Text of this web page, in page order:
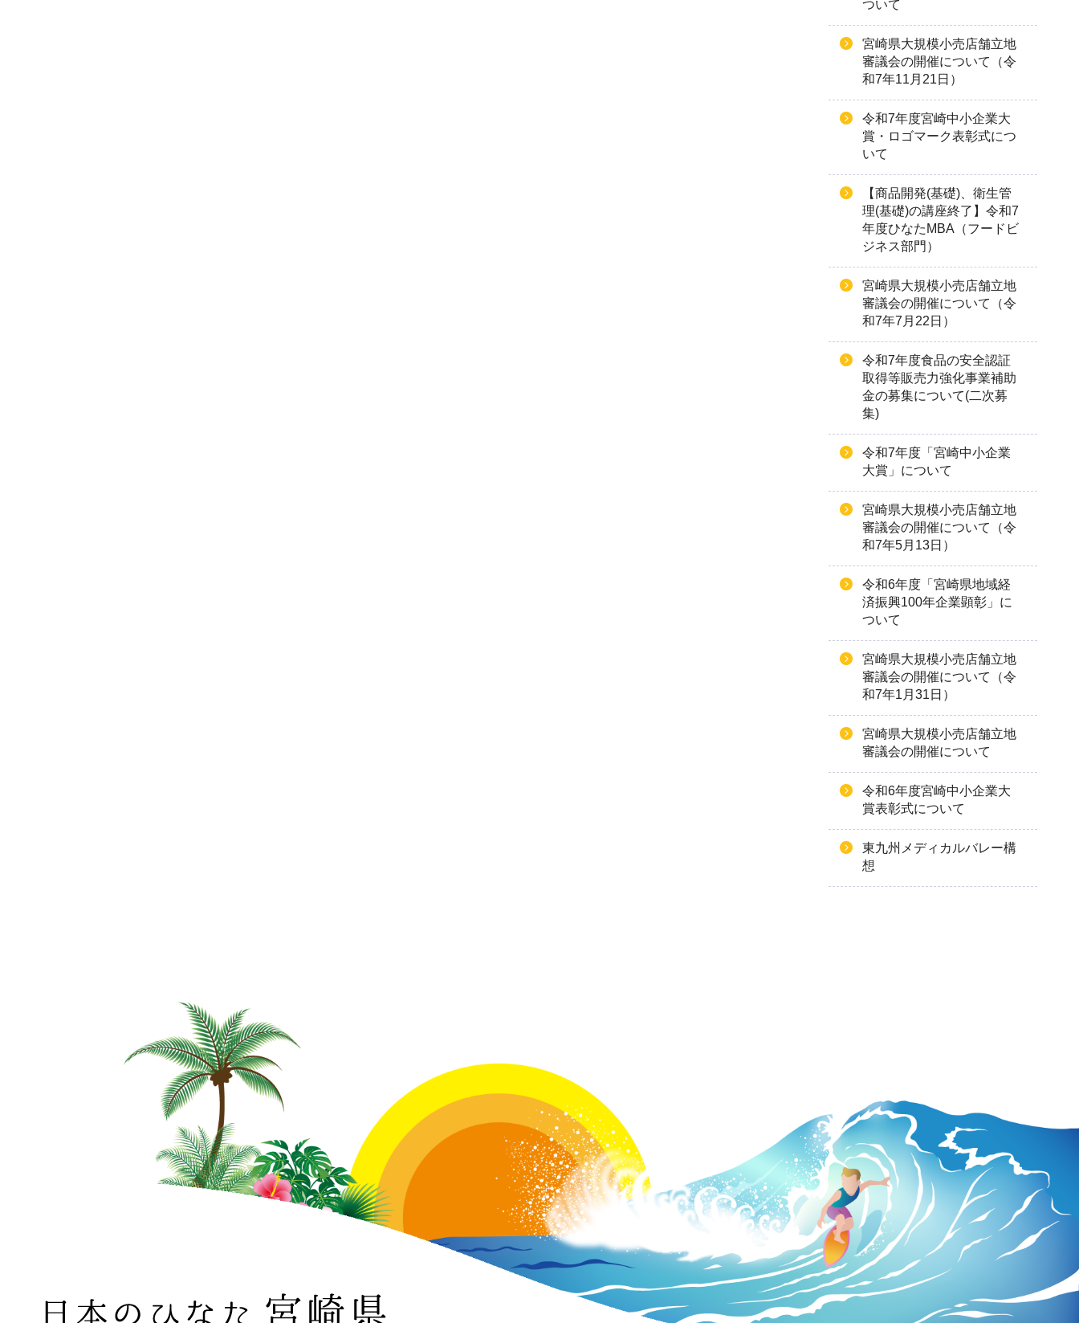
ついて
宮崎県大規模小売店舗立地
審議会の開催について（令
和7年11月21日）
令和7年度宮崎中小企業大
賞・ロゴマーク表彰式につ
いて
【商品開発(基礎)、衛生管
理(基礎)の講座終了】令和7
年度ひなたMBA（フードビ
ジネス部門）
宮崎県大規模小売店舗立地
審議会の開催について（令
和7年7月22日）
令和7年度食品の安全認証
取得等販売力強化事業補助
金の募集について(二次募
集)
令和7年度「宮崎中小企業
大賞」について
宮崎県大規模小売店舗立地
審議会の開催について（令
和7年5月13日）
令和6年度「宮崎県地域経
済振興100年企業顕彰」に
ついて
宮崎県大規模小売店舗立地
審議会の開催について（令
和7年1月31日）
宮崎県大規模小売店舗立地
審議会の開催について
令和6年度宮崎中小企業大
賞表彰式について
東九州メディカルバレー構
想
日本のひなた 宮崎県 MIYAZAKI PREFECTURE